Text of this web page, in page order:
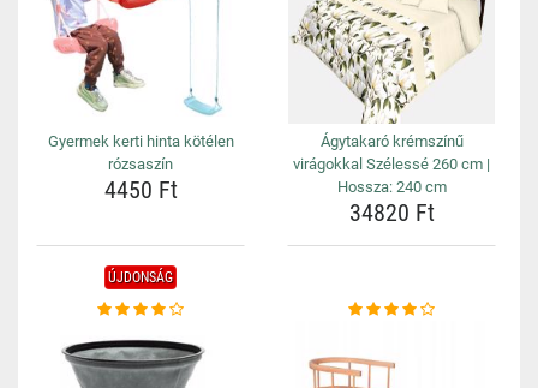
Gyermek kerti hinta kötélen
rózsaszín
4450 Ft
Ágytakaró krémszínű
virágokkal Szélessé 260 cm |
Hossza: 240 cm
34820 Ft
ÚJDONSÁG